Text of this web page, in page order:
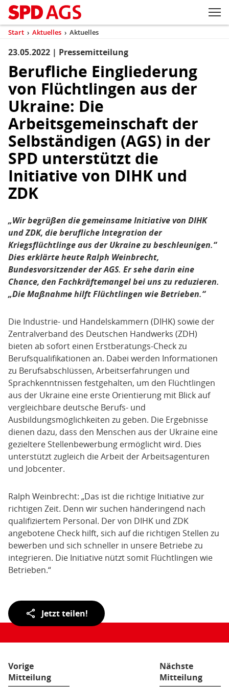
Kopfbereich
Sprungmarken-
Navigation
Zum Inhaltsbereich der Seite
Zum Fußbereich der Seite
Hauptnavigation
Sie
sind
Start › Aktuelles › Aktuelles
Inhaltsbereich
Aktuelles
23.05.2022 | Pressemitteilung
Berufliche Eingliederung
von Flüchtlingen aus der
Ukraine: Die
Arbeitsgemeinschaft der
Selbständigen (AGS) in der
SPD unterstützt die
Initiative von DIHK und
ZDK
„Wir begrüßen die gemeinsame Initiative von DIHK
und ZDK, die berufliche Integration der
Kriegsflüchtlinge aus der Ukraine zu beschleunigen.“
Dies erklärte heute Ralph Weinbrecht,
Bundesvorsitzender der AGS. Er sehe darin eine
Chance, den Fachkräftemangel bei uns zu reduzieren.
„Die Maßnahme hilft Flüchtlingen wie Betrieben.“
Die Industrie- und Handelskammern (DIHK) sowie der
Zentralverband des Deutschen Handwerks (ZDH)
bieten ab sofort einen Erstberatungs-Check zu
Berufsqualifikationen an. Dabei werden Informationen
zu Berufsabschlüssen, Arbeitserfahrungen und
Sprachkenntnissen festgehalten, um den Flüchtlingen
aus der Ukraine eine erste Orientierung mit Blick auf
vergleichbare deutsche Berufs- und
Ausbildungsmöglichkeiten zu geben. Die Ergebnisse
dienen dazu, dass den Menschen aus der Ukraine eine
gezieltere Stellenbewerbung ermöglicht wird. Dies
unterstützt zugleich die Arbeit der Arbeitsagenturen
und Jobcenter.
Ralph Weinbrecht: „Das ist die richtige Initiative zur
richtigen Zeit. Denn wir suchen händeringend nach
qualifiziertem Personal. Der von DIHK und ZDK
angebotene Check hilft, sich auf die richtigen Stellen zu
bewerben und sich schneller in unsere Betriebe zu
integrieren. Die Initiative nützt somit Flüchtlingen wie
Betrieben.“
Teilen
der
Jetzt teilen!
Vorige
Mitteilung
Nächste
Mitteilung